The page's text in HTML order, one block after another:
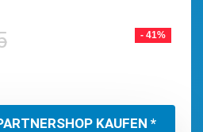
- 41%
Ursprünglicher
€16,95
Aktueller
€9,95.
KAUFEN *